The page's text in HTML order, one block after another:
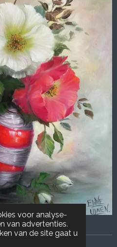
voor analyse-
van advertenties.
van de site gaat u